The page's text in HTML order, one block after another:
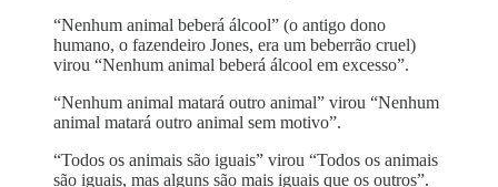
“Nenhum animal beberá álcool” (o antigo dono
humano, o fazendeiro Jones, era um beberrão cruel)
virou “Nenhum animal beberá álcool em excesso”.
“Nenhum animal matará outro animal” virou “Nenhum
animal matará outro animal sem motivo”.
“Todos os animais são iguais” virou “Todos os animais
são iguais, mas alguns são mais iguais que os outros”.